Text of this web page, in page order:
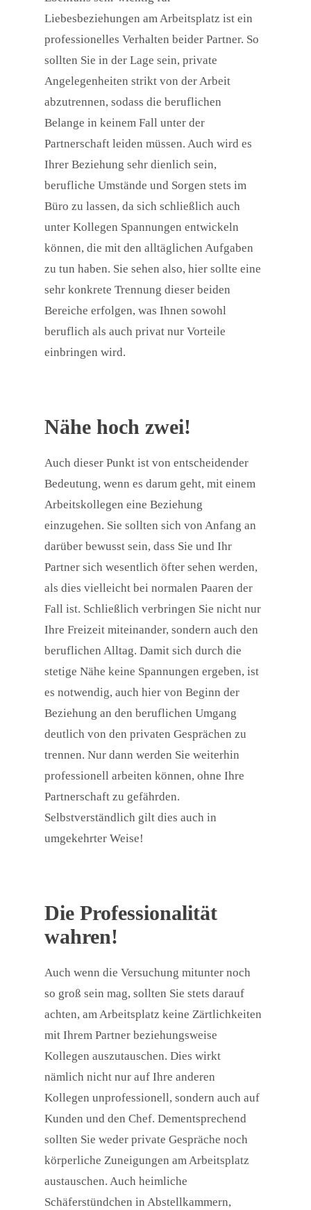
Liebesbeziehungen am Arbeitsplatz ist ein
professionelles Verhalten beider Partner. So
sollten Sie in der Lage sein, private
Angelegenheiten strikt von der Arbeit
abzutrennen, sodass die beruflichen
Belange in keinem Fall unter der
Partnerschaft leiden müssen. Auch wird es
Ihrer Beziehung sehr dienlich sein,
berufliche Umstände und Sorgen stets im
Büro zu lassen, da sich schließlich auch
unter Kollegen Spannungen entwickeln
können, die mit den alltäglichen Aufgaben
zu tun haben. Sie sehen also, hier sollte eine
sehr konkrete Trennung dieser beiden
Bereiche erfolgen, was Ihnen sowohl
beruflich als auch privat nur Vorteile
einbringen wird.
Nähe hoch zwei!
Auch dieser Punkt ist von entscheidender
Bedeutung, wenn es darum geht, mit einem
Arbeitskollegen eine Beziehung
einzugehen. Sie sollten sich von Anfang an
darüber bewusst sein, dass Sie und Ihr
Partner sich wesentlich öfter sehen werden,
als dies vielleicht bei normalen Paaren der
Fall ist. Schließlich verbringen Sie nicht nur
Ihre Freizeit miteinander, sondern auch den
beruflichen Alltag. Damit sich durch die
stetige Nähe keine Spannungen ergeben, ist
es notwendig, auch hier von Beginn der
Beziehung an den beruflichen Umgang
deutlich von den privaten Gesprächen zu
trennen. Nur dann werden Sie weiterhin
professionell arbeiten können, ohne Ihre
Partnerschaft zu gefährden.
Selbstverständlich gilt dies auch in
umgekehrter Weise!
Die Professionalität
wahren!
Auch wenn die Versuchung mitunter noch
so groß sein mag, sollten Sie stets darauf
achten, am Arbeitsplatz keine Zärtlichkeiten
mit Ihrem Partner beziehungsweise
Kollegen auszutauschen. Dies wirkt
nämlich nicht nur auf Ihre anderen
Kollegen unprofessionell, sondern auch auf
Kunden und den Chef. Dementsprechend
sollten Sie weder private Gespräche noch
körperliche Zuneigungen am Arbeitsplatz
austauschen. Auch heimliche
Schäferstündchen in Abstellkammern,